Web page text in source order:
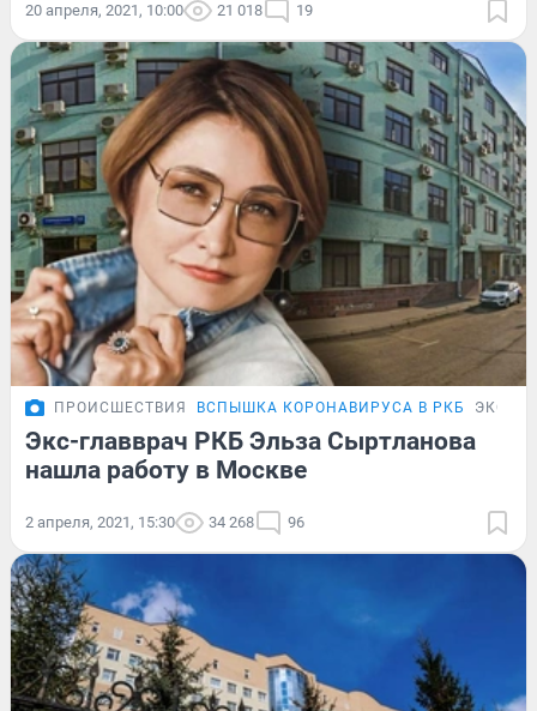
20 апреля, 2021, 10:00 21 018 19
ПРОИСШЕСТВИЯ ВСПЫШКА КОРОНАВИРУСА В РКБ
Экс-главврач РКБ Эльза Сыртланова
нашла работу в Москве
2 апреля, 2021, 15:30 34 268 96